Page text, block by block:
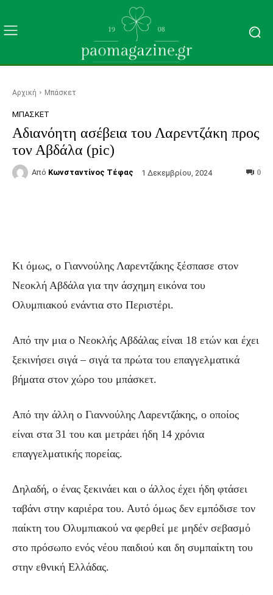
Αρχική Μπάσκετ
ΜΠΆΣΚΕΤ
Αδιανόητη ασέβεια του Λαρεντζάκη προς
τον Αβδάλα (pic)
Από Κωνσταντίνος Τέφας 1 Δεκεμβρίου, 2024 0
Κι όμως, ο Γιαννούλης Λαρεντζάκης ξέσπασε στον
Νεοκλή Αβδάλα για την άσχημη εικόνα του
Ολυμπιακού ενάντια στο Περιστέρι.
Από την μια ο Νεοκλής Αβδάλας είναι 18 ετών και έχει
ξεκινήσει σιγά – σιγά τα πρώτα του επαγγελματικά
βήματα στον χώρο του μπάσκετ.
Από την άλλη ο Γιαννούλης Λαρεντζάκης, ο οποίος
είναι στα 31 του και μετράει ήδη 14 χρόνια
επαγγελματικής πορείας.
Δηλαδή, ο ένας ξεκινάει και ο άλλος έχει ήδη φτάσει
ταβάνι στην καριέρα του. Αυτό όμως δεν εμπόδισε τον
παίκτη του Ολυμπιακού να φερθεί με μηδέν σεβασμό
στο πρόσωπο ενός νέου παιδιού και δη συμπαίκτη του
στην εθνική Ελλάδας.